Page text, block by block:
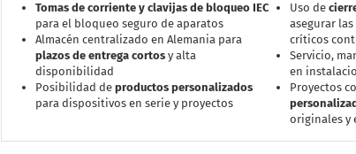
Tomas de corriente y clavijas de bloqueo IEC
para el bloqueo seguro de aparatos
Almacén centralizado en Alemania para
plazos de entrega cortos y alta
disponibilidad
Posibilidad deproductos personalizados
para dispositivos en serie y proyectos
Uso de
asegurar
críticos
Servicio,
en
Proyectos
originales y